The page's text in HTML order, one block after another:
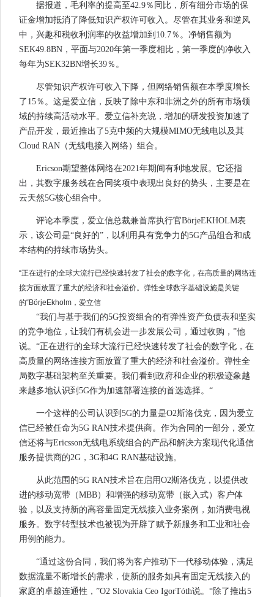
据报道，毛利率的提高至42.9％同比，所有细分市场的保
证金增加抵消了降低知识产权许可收入。尽管在其业务和逆风
中，兴趣和税收利润率的收益增加到10.7％。净销售额为
SEK49.8BN，平面与2020年第一季度相比，第一季度的净收入
每年为SEK32BN增长39％。
尽管知识产权许可收入下降，但网络销售额在本季度增长
了15％。这是爱立信，反映了除中东和非洲之外的所有市场领
域的持续高活动水平。爱立信补充说，增加的研发投资加速了
产品开发，最近推出了5克中频的大规模MIMO无线电以及其
Cloud RAN（无线电接入网络）组合。
Ericson期望整体网络在2021年期间有利地发展。它还指
出，其数字服务线在合同奖项中表现出良好的势头，主要是在
云天然5G核心组合中。
评论本季度，爱立信总裁兼首席执行官BörjeEKHOLM表
示，该公司是“良好的”，以利用具有竞争力的5G产品组合和成
本结构的持续市场势头。
“正在进行的全球大流行已经快速转发了社会的数字化，在高质量的网络连
接方面放置了重大的经济和社会溢价。弹性全球数字基础设施是关键
的“BörjeEkholm，爱立信
“我们与基于我们的5G投资组合的有弹性资产负债表和坚实
的竞争地位，让我们有机会进一步发展公司，通过收购，”他
说。“正在进行的全球大流行已经快速转发了社会的数字化，在
高质量的网络连接方面放置了重大的经济和社会溢价。弹性全
局数字基础架构至关重要。我们看到政府和企业的积极迹象越
来越多地认识到5G作为加速部署连接的首选选择。“
一个这样的公司认识到5G的力量是O2斯洛伐克，因为爱立
信已经被任命为5G RAN技术提供商。作为合同的一部分，爱立
信还将与Ericsson无线电系统组合的产品和解决方案现代化通信
服务提供商的2G，3G和4G RAN基础设施。
从此范围的5G RAN技术旨在启用O2斯洛伐克，以提供改
进的移动宽带（MBB）和增强的移动宽带（嵌入式）客户体
验，以及支持新的高容量固定无线接入业务案例，如消费电视
服务。数字转型技术也被视为开辟了赋予新服务和工业和社会
用例的能力。
“通过这份合同，我们将为客户推动下一代移动体验，满足
数据流量不断增长的需求，使新的服务如具有固定无线接入的
家庭的卓越连通性，”O2 Slovakia Ceo IgorTóth说。“除了推出5